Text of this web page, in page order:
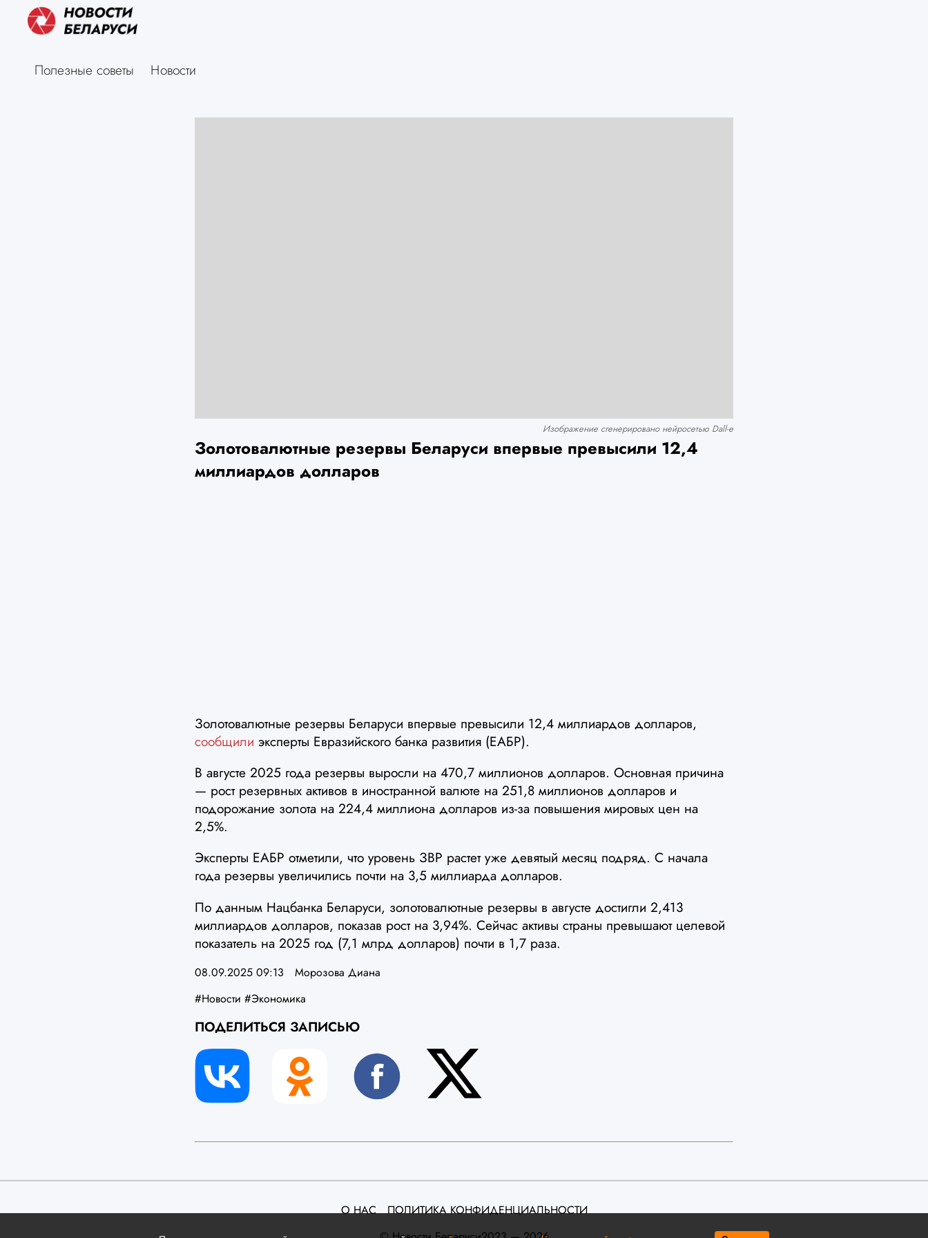
Полезные советы Новости
Изображение сгенерировано нейросетью Dall-e
Золотовалютные резервы Беларуси впервые превысили 12,4
миллиардов долларов
Золотовалютные резервы Беларуси впервые превысили 12,4 миллиардов долларов,
сообщили эксперты Евразийского банка развития (ЕАБР).
В августе 2025 года резервы выросли на 470,7 миллионов долларов. Основная причина
— рост резервных активов в иностранной валюте на 251,8 миллионов долларов и
подорожание золота на 224,4 миллиона долларов из-за повышения мировых цен на
2,5%.
Эксперты ЕАБР отметили, что уровень ЗВР растет уже девятый месяц подряд. С начала
года резервы увеличились почти на 3,5 миллиарда долларов.
По данным Нацбанка Беларуси, золотовалютные резервы в августе достигли 2,413
миллиардов долларов, показав рост на 3,94%. Сейчас активы страны превышают целевой
показатель на 2025 год (7,1 млрд долларов) почти в 1,7 раза.
08.09.2025 09:13
Морозова Диана
#Новости #Экономика
ПОДЕЛИТЬСЯ ЗАПИСЬЮ
О НАС
ПОЛИТИКА КОНФИДЕНЦИАЛЬНОСТИ